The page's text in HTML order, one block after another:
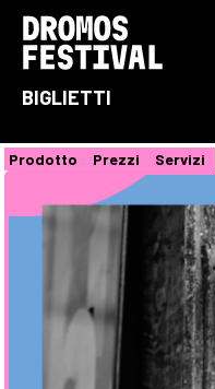
BIGLIETTI
Prodotto Prezzi Servizi